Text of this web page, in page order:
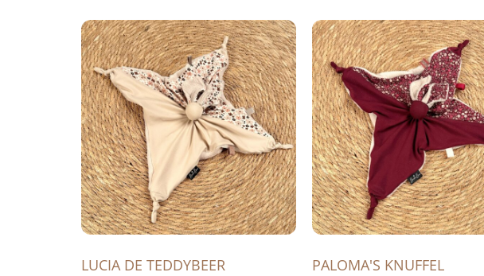
LUCIA DE TEDDYBEER PALOMA'S KNUFFEL